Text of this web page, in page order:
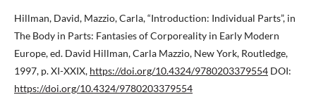
Hillman, David, Mazzio, Carla, “Introduction: Individual Parts”, in
The Body in Parts: Fantasies of Corporeality in Early Modern
Europe, ed. David Hillman, Carla Mazzio, New York, Routledge,
1997, p. XI-XXIX, https://doi.org/10.4324/9780203379554 DOI:
https://doi.org/10.4324/9780203379554